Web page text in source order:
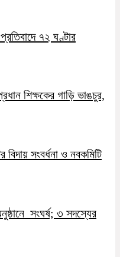
৭২ ঘণ্টার
শিক্ষকের গাড়ি ভাঙচুর,
বিদায় সংবর্ধনা ও নবকমিটি
সংঘর্ষ; ৩ সদস্যের